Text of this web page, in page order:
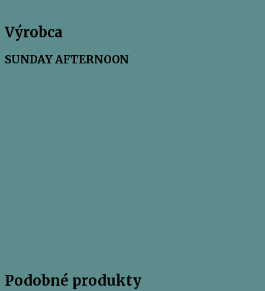
Výrobca
SUNDAY AFTERNOON
Podobné produkty